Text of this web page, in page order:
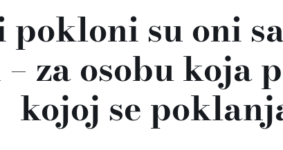
su oni
za osobu koja
kojoj se